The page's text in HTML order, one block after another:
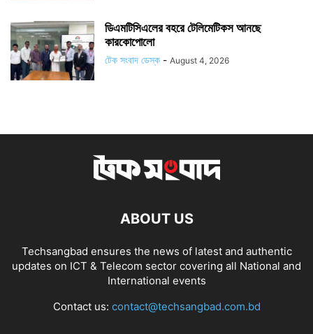
ডিএমটিসিএলের বহরে টেলিমেটিকস আনছে
কারকোপোলো
টেক সংবাদ ডেস্ক - August 4, 2026
ABOUT US
Techsangbad ensures the news of latest and authentic
updates on ICT & Telecom sector covering all National and
International events
Contact us: contact@techsangbad.com.bd